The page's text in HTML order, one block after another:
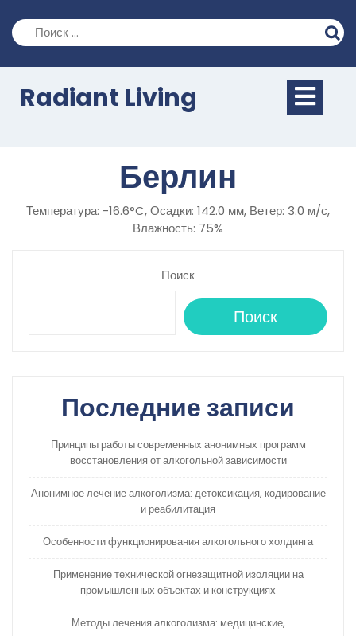
содержимому
Radiant Living
Берлин
Температура: -16.6°C, Осадки: 142.0 мм, Ветер: 3.0 м/с,
Влажность: 75%
Поиск
Поиск
Последние записи
Принципы работы современных анонимных программ
восстановления от алкогольной зависимости
Анонимное лечение алкоголизма: детоксикация, кодирование
и реабилитация
Особенности функционирования алкогольного холдинга
Применение технической огнезащитной изоляции на
промышленных объектах и конструкциях
Методы лечения алкоголизма: медицинские,